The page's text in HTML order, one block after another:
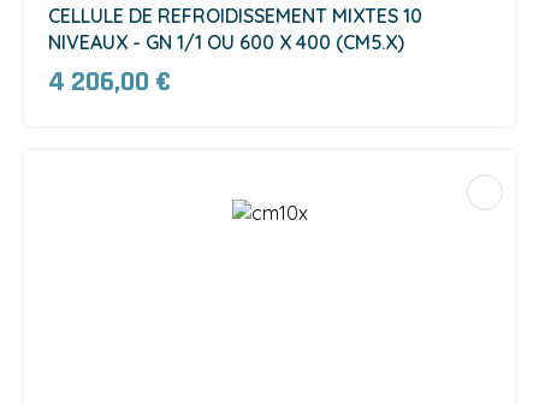
CELLULE DE REFROIDISSEMENT MIXTES 10
NIVEAUX - GN 1/1 OU 600 X 400 (CM5.X)
4 206,00 €